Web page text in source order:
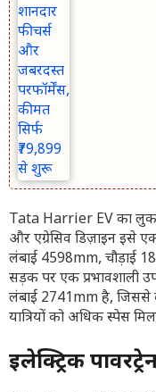
Tata Harrier EV का लुक
और एग्रेसिव डिज़ाइन इसे
लंबाई 4598mm, चौड़ाई
सड़क पर एक प्रभावशाली
लंबाई 2741mm है, जिससे
यात्रियों को अधिक स्पेस
इलेक्ट्रिक